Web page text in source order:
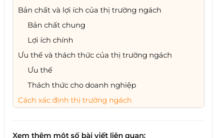
Bản chất và lợi ích của thị trường ngách
Bản chất chung
Lợi ích chính
Ưu thế và thách thức của thị trường ngách
Ưu thế
Thách thức cho doanh nghiệp
Cách xác định thị trường ngách
Xem thêm một số bài viết liên quan: